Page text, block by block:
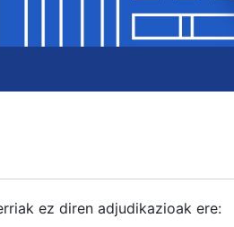
ez diren adjudikazioak ere: